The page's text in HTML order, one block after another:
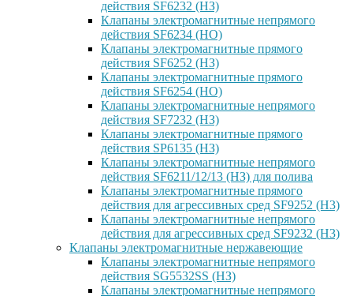
действия SF6232 (НЗ)
Клапаны электромагнитные непрямого
действия SF6234 (НО)
Клапаны электромагнитные прямого
действия SF6252 (НЗ)
Клапаны электромагнитные прямого
действия SF6254 (НО)
Клапаны электромагнитные непрямого
действия SF7232 (НЗ)
Клапаны электромагнитные прямого
действия SP6135 (НЗ)
Клапаны электромагнитные непрямого
действия SF6211/12/13 (НЗ) для полива
Клапаны электромагнитные прямого
действия для агрессивных сред SF9252 (H3)
Клапаны электромагнитные непрямого
действия для агрессивных сред SF9232 (H3)
Клапаны электромагнитные нержавеющие
Клапаны электромагнитные непрямого
действия SG5532SS (НЗ)
Клапаны электромагнитные непрямого